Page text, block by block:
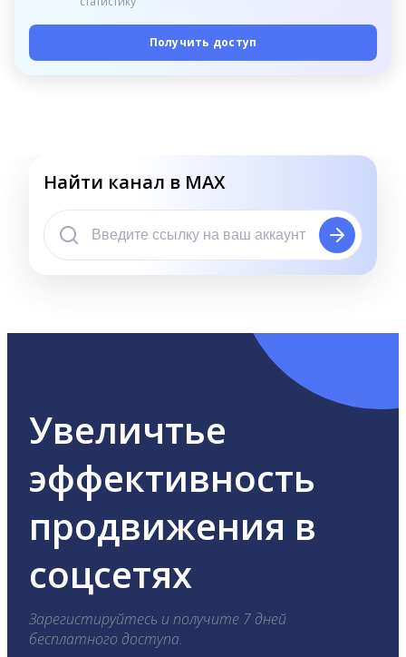
Получить доступ
Найти канал в MAX
Увеличтье
эффективность
продвижения в
соцсетях
Зарегистируйтесь и получите 7 дней
бесплатного доступа.